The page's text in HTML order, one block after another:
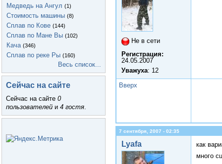
Медведь на Ангул (1)
Стоимость машины (8)
Сплав по Кове (144)
Сплав по Мане Вы (102)
Кача (346)
Сплав по реке Ры (160)
Весь список...
Сейчас на сайте
Сейчас на сайте 0
пользователей и 4 гостя.
Не в сети
Регистрация:
24.05.2007
Уважуха: 12
Вверх
7 сентября, 2007 - 02:35
Lyafa
как
много